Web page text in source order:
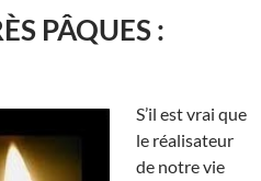
PÂQUES :
S’il est vrai que
le réalisateur
de notre vie